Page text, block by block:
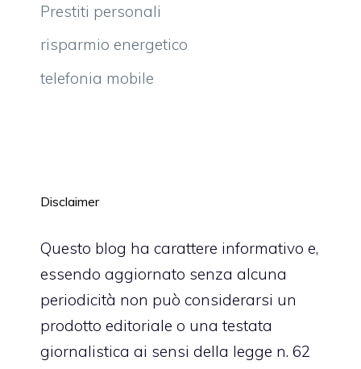
Prestiti personali
risparmio energetico
telefonia mobile
Disclaimer
Questo blog ha carattere informativo e,
essendo aggiornato senza alcuna
periodicità non può considerarsi un
prodotto editoriale o una testata
giornalistica ai sensi della legge n. 62